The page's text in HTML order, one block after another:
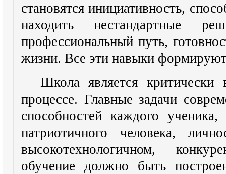
становятся инициативность,
находить нестандартные
профессиональный путь,
жизни. Все эти навыки
Школа является
процессе. Главные задачи
способностей каждого
патриотичного человека,
высокотехнологичном,
обучение должно быть